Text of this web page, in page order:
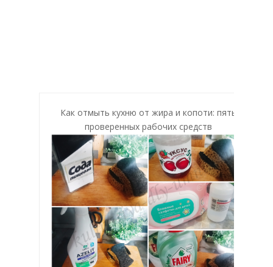
Как отмыть кухню от жира и копоти: пять
проверенных рабочих средств